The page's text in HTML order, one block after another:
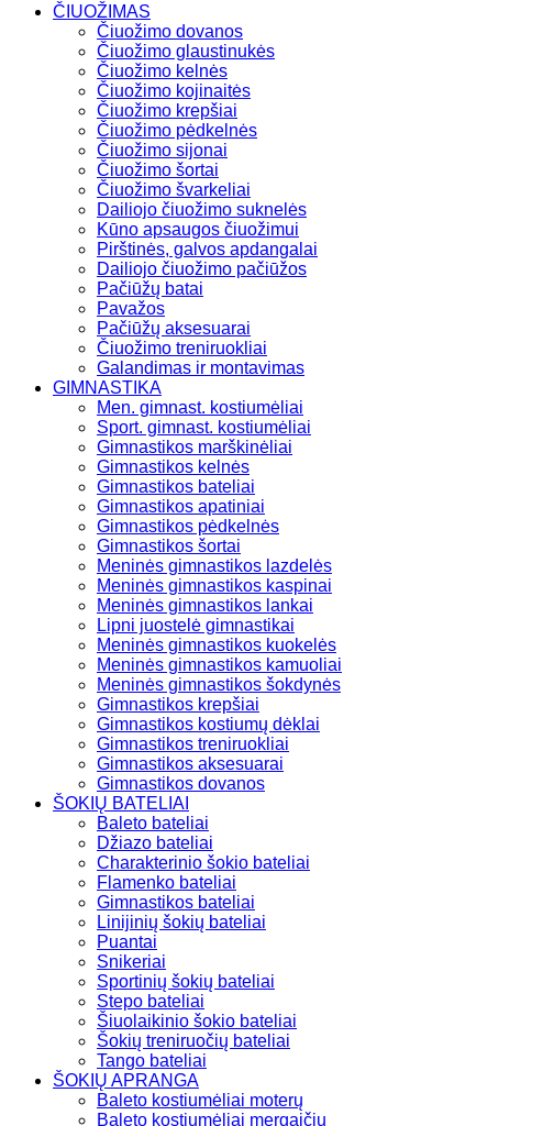
ČIUOŽIMAS
Čiuožimo dovanos
Čiuožimo glaustinukės
Čiuožimo kelnės
Čiuožimo kojinaitės
Čiuožimo krepšiai
Čiuožimo pėdkelnės
Čiuožimo sijonai
Čiuožimo šortai
Čiuožimo švarkeliai
Dailiojo čiuožimo suknelės
Kūno apsaugos čiuožimui
Pirštinės, galvos apdangalai
Dailiojo čiuožimo pačiūžos
Pačiūžų batai
Pavažos
Pačiūžų aksesuarai
Čiuožimo treniruokliai
Galandimas ir montavimas
GIMNASTIKA
Men. gimnast. kostiumėliai
Sport. gimnast. kostiumėliai
Gimnastikos marškinėliai
Gimnastikos kelnės
Gimnastikos bateliai
Gimnastikos apatiniai
Gimnastikos pėdkelnės
Gimnastikos šortai
Meninės gimnastikos lazdelės
Meninės gimnastikos kaspinai
Meninės gimnastikos lankai
Lipni juostelė gimnastikai
Meninės gimnastikos kuokelės
Meninės gimnastikos kamuoliai
Meninės gimnastikos šokdynės
Gimnastikos krepšiai
Gimnastikos kostiumų dėklai
Gimnastikos treniruokliai
Gimnastikos aksesuarai
Gimnastikos dovanos
ŠOKIŲ BATELIAI
Baleto bateliai
Džiazo bateliai
Charakterinio šokio bateliai
Flamenko bateliai
Gimnastikos bateliai
Linijinių šokių bateliai
Puantai
Snikeriai
Sportinių šokių bateliai
Stepo bateliai
Šiuolaikinio šokio bateliai
Šokių treniruočių bateliai
Tango bateliai
ŠOKIŲ APRANGA
Baleto kostiumėliai moterų
Baleto kostiumėliai mergaičių